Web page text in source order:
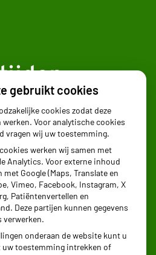
08.30 - 17:30
08.30 - 17:30
08.30 - 17:30
08.30 - 17:30
08.30 - 17:30
gebruikt cookies
cookies zodat deze
Voor analytische cookies
vragen wij uw toestemming.
werken wij samen met
Analytics. Voor externe inhoud
Google (Maps, Translate en
Vimeo, Facebook, Instagram, X
Patiëntenvertellen en
Deze partijen kunnen gegevens
verwerken.
onderaan de website kunt u
uw toestemming intrekken of